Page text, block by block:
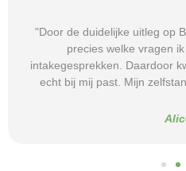
"Door de duidelijke uitleg op
precies welke vragen
intakegesprekken. Daardoor
echt bij mij past. Mijn